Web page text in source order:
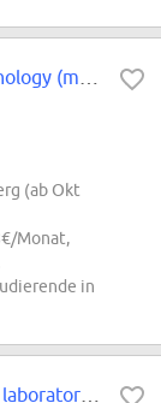
(ab Okt
Monat,
in